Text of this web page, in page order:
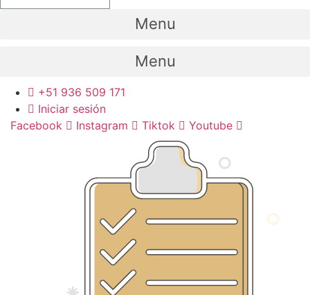
Menu
Menu
+51 936 509 171
Iniciar sesión
Facebook
Instagram Tiktok Youtube